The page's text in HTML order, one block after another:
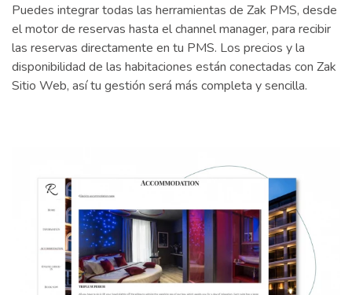
Puedes integrar todas las herramientas de Zak PMS, desde
el motor de reservas hasta el channel manager, para recibir
las reservas directamente en tu PMS. Los precios y la
disponibilidad de las habitaciones están conectadas con Zak
Sitio Web, así tu gestión será más completa y sencilla.